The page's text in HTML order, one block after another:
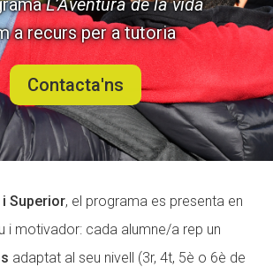
L’Aventura de la vida
a recurs per a tutoria
Contacta'ns
Superior, el programa es presenta en
i motivador: cada alumne/a rep un
adaptat al seu nivell (3r, 4t, 5è o 6è de
SOCIAL I JOVES
ESPLAIS
TERCER SECTOR